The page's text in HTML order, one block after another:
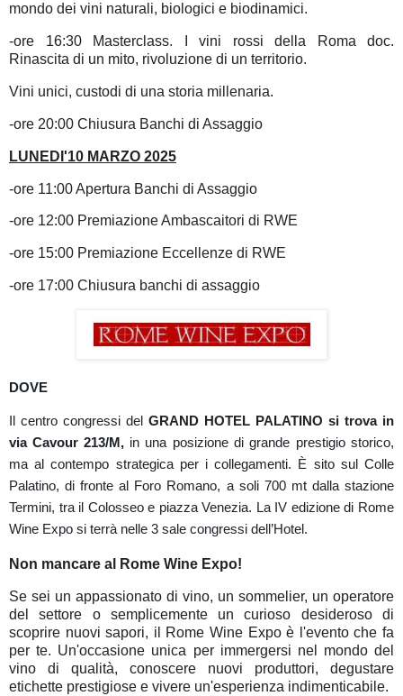
mondo dei vini naturali, biologici e biodinamici.
-ore 16:30 Masterclass. I vini rossi della Roma doc.
Rinascita di un mito, rivoluzione di un territorio.
Vini unici, custodi di una storia millenaria.
-ore 20:00 Chiusura Banchi di Assaggio
LUNEDI'10 MARZO 2025
-ore 11:00 Apertura Banchi di Assaggio
-ore 12:00 Premiazione Ambascaitori di RWE
-ore 15:00 Premiazione Eccellenze di RWE
-ore 17:00 Chiusura banchi di assaggio
DOVE
Il centro congressi del GRAND HOTEL PALATINO si trova in
via Cavour 213/M,in una posizione di grande prestigio storico,
ma al contempo strategica per i collegamenti. È sito sul Colle
Palatino, di fronte al Foro Romano, a soli 700 mt dalla stazione
Termini, tra il Colosseo e piazza Venezia. La IV edizione di Rome
Wine Expo si terrà nelle 3 sale congressi dell’Hotel.
Non mancare al Rome Wine Expo!
Se sei un appassionato di vino, un sommelier, un operatore
del settore o semplicemente un curioso desideroso di
scoprire nuovi sapori, il Rome Wine Expo è l'evento che fa
per te. Un'occasione unica per immergersi nel mondo del
vino di qualità, conoscere nuovi produttori, degustare
etichette prestigiose e vivere un'esperienza indimenticabile.